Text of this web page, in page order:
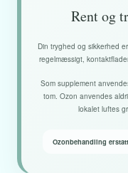
Rent og
Din tryghed og sikkerhed
regelmæssigt,
Som supplement
tom. Ozon anvendes
lokalet luftes
Ozonbehandling